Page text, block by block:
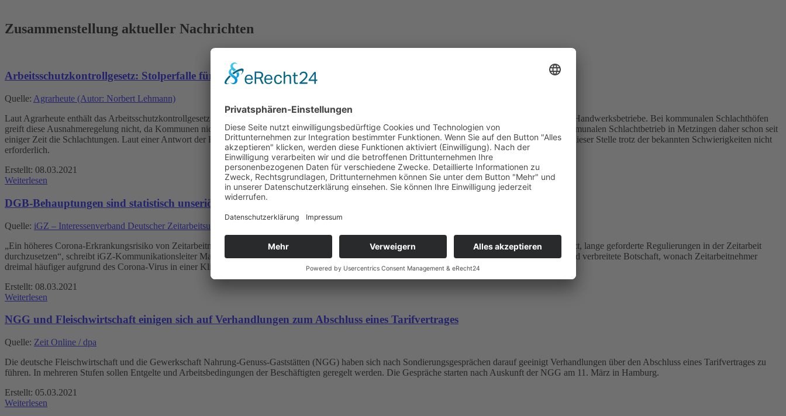
Zusammenstellung aktueller Nachrichten
Arbeitsschutzkontrollgesetz: Stolperfalle für kommunale Schlachthöfe
Quelle: Agrarheute (Autor: Norbert Lehmann)
Laut Agrarheute enthält das Arbeitsschutzkontrollgesetz einen Konstruktionsfehler. Die Ausnahmeregelgung für Betriebe unter 50 Mitarbeitern gilt nur für Handwerksbetriebe. Bei kommunalen Schlachthöfen
greift diese Ausnahmeregelung nicht, da Kommunen nicht unter den Schutz des Fleischhandwerks fallen. Aufgrund dieser Stolperfalle ruhen in einem kommunalen Schlachtbetrieb in Metzingen daher schon seit
einiger Zeit die Schlachtungen. Laut einer Antwort der Regierung auf eine kleine Anfrage der FDP zu diesem Thema sei eine Anpassung des Gesetzes an dieser Stelle trotz der bekannten Schwierigkeiten nicht
erforderlich.
Erstellt: 08.03.2021
Weiterlesen
DGB-Behauptungen sind statistisch unseriös
Quelle: iGZ – Interessenverband Deutscher Zeitarbeitsunternehmen e.V.
„Ein höheres Corona-Erkrankungsrisiko von Zeitarbeitnehmern ist statistisch nicht erwiesen. Hier wird Corona wieder einmal als Trojanisches Pferd benutzt, lange geforderte Regulierungen in der Zeitarbeit
durchzusetzen“, schreibt iGZ-Kommunikationsleiter Marcel Speker im aktuellen Blogbeitrag. Er reagiert damit auf eine vom Deutschen Gewerkschaftsbund verbreitete Botschaft, wonach Zeitarbeitnehmer
dreimal häufiger aufgrund des Corona-Virus in einer Klinik behandelt werden müssen.
Erstellt: 08.03.2021
Weiterlesen
NGG und Fleischwirtschaft einigen sich auf Verhandlungen zum Abschluss eines Tarifvertrages
Quelle: Zeit Online / dpa
Die deutsche Fleischwirtschaft und die Gewerkschaft Nahrung-Genuss-Gaststätten (NGG) haben sich nach Sondierungsgesprächen darauf geeinigt Verhandlungen über den Abschluss eines Tarifvertrages zu
führen. In mehreren Stufen sollen Entgelte und Arbeitsbedingungen der Beschäftigten geregelt werden. Die Gespräche starten nach Auskunft der NGG am 11. März in Hamburg.
Erstellt: 05.03.2021
Weiterlesen